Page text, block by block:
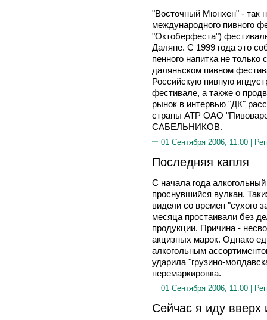
"Восточный Мюнхен" - так
международного пивного
"Октоберфеста")
Даляне. С 1999 года это
пенного напитка не
даляньском пивном
Российскую пивную
фестивале, а также о
рынок в интервью "ДК"
страны АТР ОАО
САБЕЛЬНИКОВ.
01 Сентября 2006, 11:00 |
Последняя капля
С начала года
проснувшийся вулкан.
видели со времен "сухого
месяца простаивали без
продукции. Причина -
акцизных марок. Однако
алкогольным
ударила "грузино-
перемаркировка.
01 Сентября 2006, 11:00 |
Сейчас я иду вверх